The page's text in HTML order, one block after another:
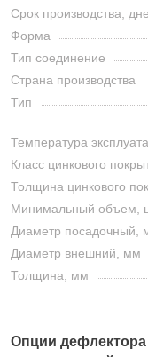
Срок производства,
Форма
Тип соединение
Страна производства
Тип
Температура
Класс цинкового
Толщина цинкового
Минимальный объем,
Диаметр посадочный,
Диаметр внешний, мм
Толщина, мм
Опции дефлектора